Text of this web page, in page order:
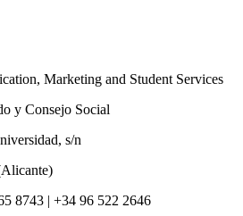
Marketing and Student Services
y Consejo Social
s/n
8743 | +34 96 522 2646